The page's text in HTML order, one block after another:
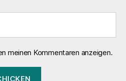
meinen Kommentaren anzeigen.